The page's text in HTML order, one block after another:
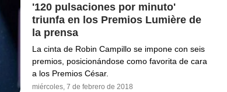
'120 pulsaciones por minuto'
triunfa en los Premios Lumière de
la prensa
La cinta de Robin Campillo se impone con seis
premios, posicionándose como favorita de cara
a los Premios César.
miércoles, 7 de febrero de 2018